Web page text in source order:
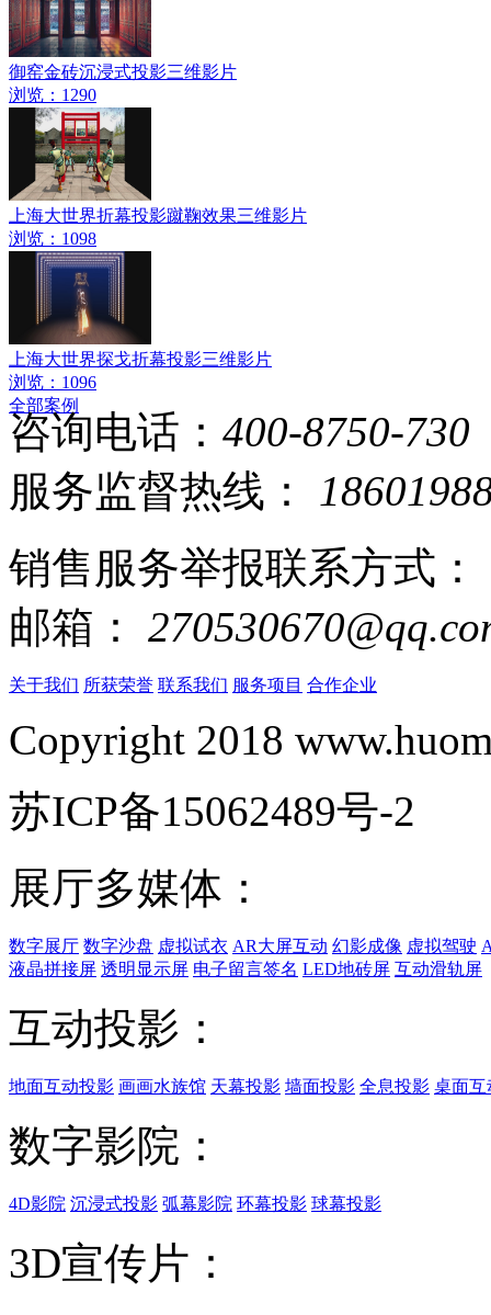
御窑金砖沉浸式投影三维影片
浏览：1290
上海大世界折幕投影蹴鞠效果三维影片
浏览：1098
上海大世界探戈折幕投影三维影片
浏览：1096
全部案例
咨询电话： 400-8750-730
服务监督热线：
销售服务举报联系方式：
邮箱：
关于我们 所获荣誉 联系我们 服务项目 合作企业
Copyright 2018
苏ICP备15062489号-2
展厅多媒体：
数字展厅 数字沙盘 虚拟试衣 AR大屏互动 幻影成像 虚拟驾驶
液晶拼接屏 透明显示屏 电子留言签名 LED地砖屏 互动滑轨屏
互动投影：
地面互动投影 画画水族馆 天幕投影 墙面投影 全息投影 桌面互
数字影院：
4D影院 沉浸式投影 弧幕影院 环幕投影 球幕投影
3D宣传片：